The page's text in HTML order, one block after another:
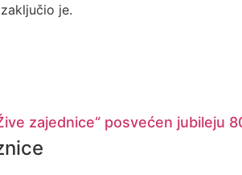
je.
zajednice“ posvećen jubileju